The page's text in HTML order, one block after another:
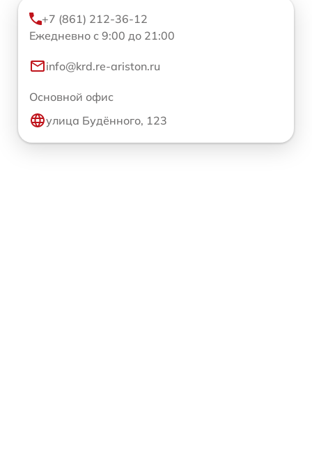
+7 (861) 212-36-12
Ежедневно с 9:00 до 21:00
info@krd.re-ariston.ru
Основной офис
улица Будённого, 123